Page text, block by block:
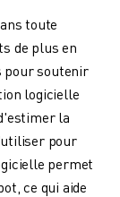
toute
de plus en
pour soutenir
logicielle
la
pour
permet
ce qui aide